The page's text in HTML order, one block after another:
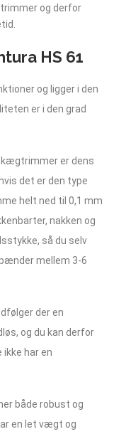
og derfor
HS 61
og ligger i den
er i den grad
er dens
det er den type
helt ned til 0,1 mm
nakken og
så du selv
mellem 3-6
der en
og du kan derfor
ikke har en
både robust og
en let vægt og